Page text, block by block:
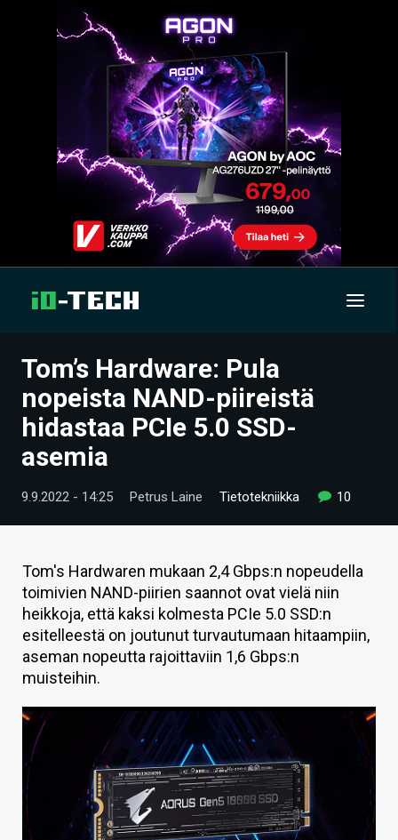
UUTISET
ARTIKKELIT
VIDEOT
TECHBBS
HINTA.FI
KAUPPA
VAIHDA TEEMA
HAKU
Tom’s Hardware: Pula
nopeista NAND-piireistä
hidastaa PCIe 5.0 SSD-
asemia
9.9.2022 - 14:25 Petrus Laine Tietotekniikka 10
Tom's Hardwaren mukaan 2,4 Gbps:n nopeudella
toimivien NAND-piirien saannot ovat vielä niin
heikkoja, että kaksi kolmesta PCIe 5.0 SSD:n
esitelleestä on joutunut turvautumaan hitaampiin,
aseman nopeutta rajoittaviin 1,6 Gbps:n
muisteihin.